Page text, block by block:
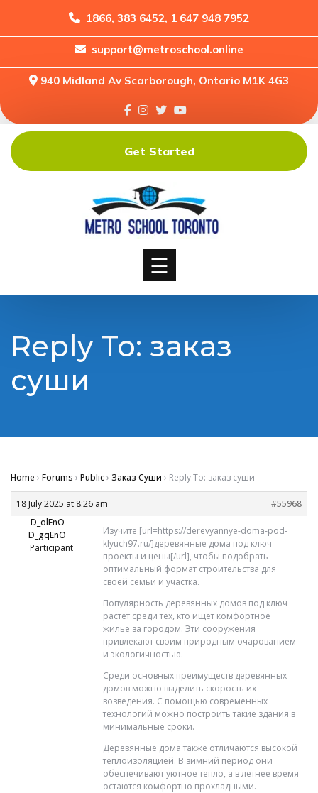
1866, 383 6452, 1 647 948 7952
support@metroschool.online
940 Midland Av Scarborough, Ontario M1K 4G3
Home
Forums
Downloads
Shop
☰
Get Started
Reply To: заказ
суши
Home › Forums › Public› Заказ Суши › Reply To: заказ суши
18 July 2025 at 8:26 am
#55968
D_olEnO
D_gqEnO
Participant
Изучите [url=https://derevyannye-doma-pod-
klyuch97.ru/]деревянные дома под ключ
проекты и цены[/url], чтобы подобрать
оптимальный формат строительства для
своей семьи и участка.
Популярность деревянных домов под ключ
растет среди тех, кто ищет комфортное
жилье за городом. Эти сооружения
привлекают своим природным очарованием
и экологичностью.
Среди основных преимуществ деревянных
домов можно выделить скорость их
возведения. С помощью современных
технологий можно построить такие здания в
минимальные сроки.
Деревянные дома также отличаются высокой
теплоизоляцией. В зимний период они
обеспечивают уютное тепло, а в летнее время
остаются комфортно прохладными.